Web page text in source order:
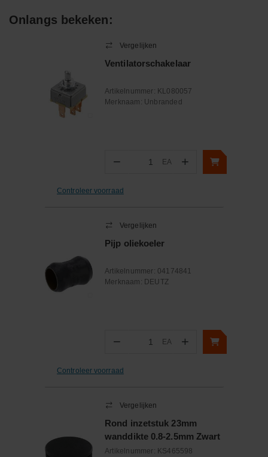
Onlangs bekeken:
Vergelijken
Ventilatorschakelaar
Artikelnummer: KL080057
Merknaam: Unbranded
− Aantal
EA +
Controleer voorraad
Vergelijken
Pijp oliekoeler
Artikelnummer: 04174841
Merknaam: DEUTZ
− Aantal
EA +
Controleer voorraad
Vergelijken
Rond inzetstuk 23mm
wanddikte 0.8-2.5mm Zwart
Artikelnummer: KS465598